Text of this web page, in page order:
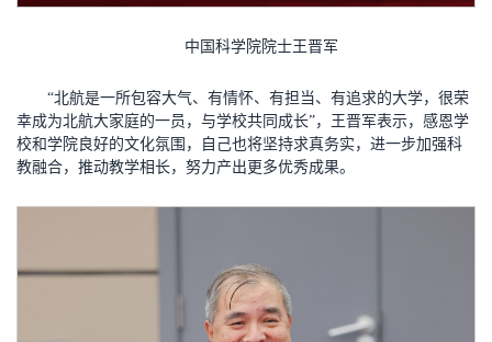
中国科学院院士王晋军
“北航是一所包容大气、有情怀、有担当、有追求的大学，很荣
幸成为北航大家庭的一员，与学校共同成长”，王晋军表示，感恩学
校和学院良好的文化氛围，自己也将坚持求真务实，进一步加强科
教融合，推动教学相长，努力产出更多优秀成果。